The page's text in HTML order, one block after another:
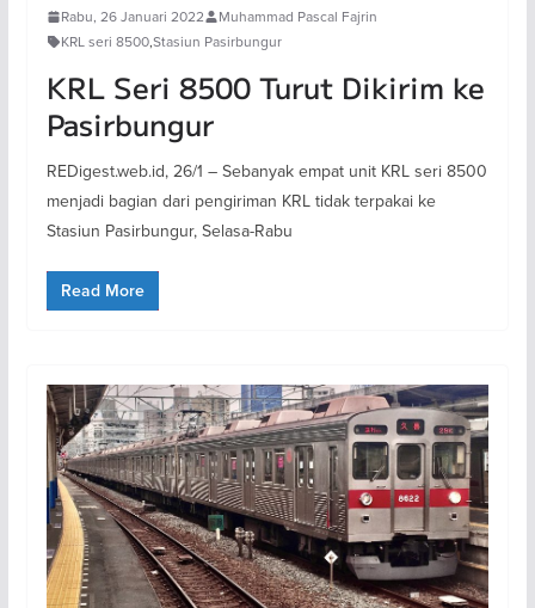
Rabu, 26 Januari 2022
Muhammad Pascal Fajrin
KRL seri 8500,Stasiun Pasirbungur
KRL Seri 8500 Turut Dikirim ke
Pasirbungur
REDigest.web.id, 26/1 – Sebanyak empat unit KRL seri 8500
menjadi bagian dari pengiriman KRL tidak terpakai ke
Stasiun Pasirbungur, Selasa-Rabu
Read More